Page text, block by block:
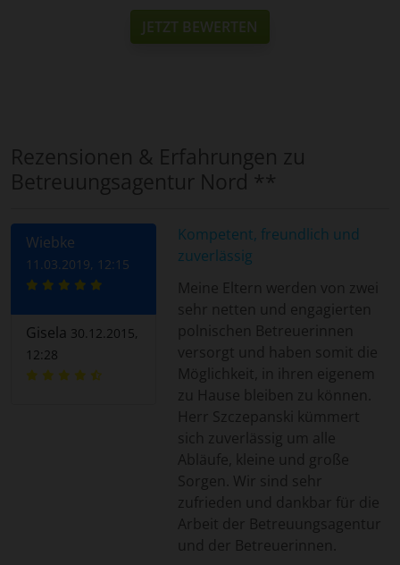
JETZT BEWERTEN
Rezensionen & Erfahrungen zu
Betreuungsagentur Nord **
Wiebke
11.03.2019, 12:15
Gisela 30.12.2015,
12:28
Kompetent, freundlich und
zuverlässig
Meine Eltern werden von zwei
sehr netten und engagierten
polnischen Betreuerinnen
versorgt und haben somit die
Möglichkeit, in ihren eigenem
zu Hause bleiben zu können.
Herr Szczepanski kümmert
sich zuverlässig um alle
Abläufe, kleine und große
Sorgen. Wir sind sehr
zufrieden und dankbar für die
Arbeit der Betreuungsagentur
und der Betreuerinnen.